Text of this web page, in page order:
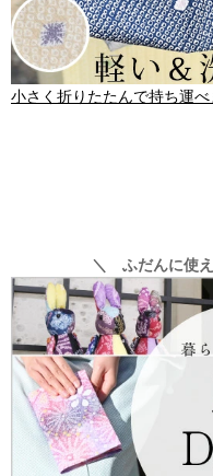
小さく折りたたんで持ち運べ
＼ ふだんに使